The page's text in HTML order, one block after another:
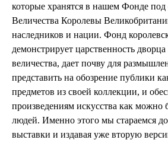
которые хранятся в нашем Фонде
Величества Королевы
наследников и нации. Фонд
демонстрирует царственность
величества, дает почву для
представить на обозрение публики
предметов из своей коллекции, и
произведениям искусства как можно
людей. Именно этого мы стараемся
выставки и издавая уже вторую